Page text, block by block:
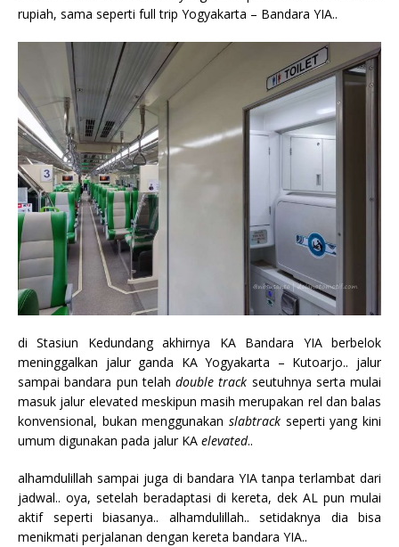
rupiah, sama seperti full trip Yogyakarta – Bandara YIA..
di Stasiun Kedundang akhirnya KA Bandara YIA berbelok
meninggalkan jalur ganda KA Yogyakarta – Kutoarjo.. jalur
sampai bandara pun telah double track seutuhnya serta mulai
masuk jalur elevated meskipun masih merupakan rel dan balas
konvensional, bukan menggunakan slabtrack seperti yang kini
umum digunakan pada jalur KA elevated..
alhamdulillah sampai juga di bandara YIA tanpa terlambat dari
jadwal.. oya, setelah beradaptasi di kereta, dek AL pun mulai
aktif seperti biasanya.. alhamdulillah.. setidaknya dia bisa
menikmati perjalanan dengan kereta bandara YIA..